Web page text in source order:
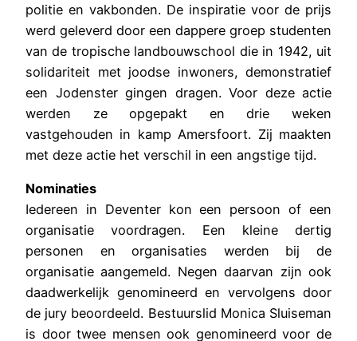
politie en vakbonden. De inspiratie voor de prijs
werd geleverd door een dappere groep studenten
van de tropische landbouwschool die in 1942, uit
solidariteit met joodse inwoners, demonstratief
een Jodenster gingen dragen. Voor deze actie
werden ze opgepakt en drie weken
vastgehouden in kamp Amersfoort. Zij maakten
met deze actie het verschil in een angstige tijd.
Nominaties
Iedereen in Deventer kon een persoon of een
organisatie voordragen. Een kleine dertig
personen en organisaties werden bij de
organisatie aangemeld. Negen daarvan zijn ook
daadwerkelijk genomineerd en vervolgens door
de jury beoordeeld. Bestuurslid Monica Sluiseman
is door twee mensen ook genomineerd voor de